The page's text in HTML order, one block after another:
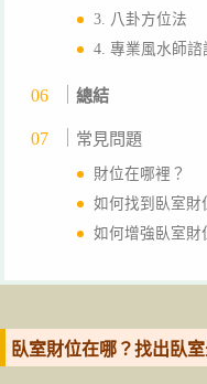
3. 八卦方位法
4. 專業風水師諮
總結
常見問題
財位在哪裡？
如何找到臥室財
如何增強臥室財
臥室財位在哪？找出臥